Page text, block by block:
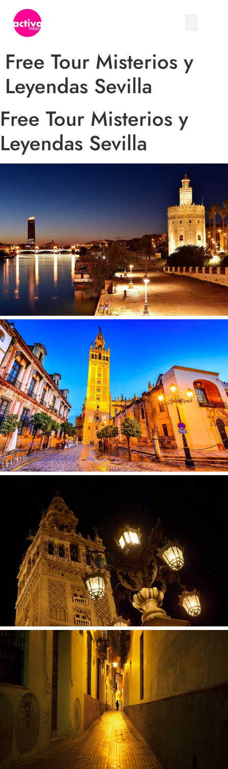
Free Tour Misterios y
Leyendas Sevilla
Free Tour Misterios y
Leyendas Sevilla